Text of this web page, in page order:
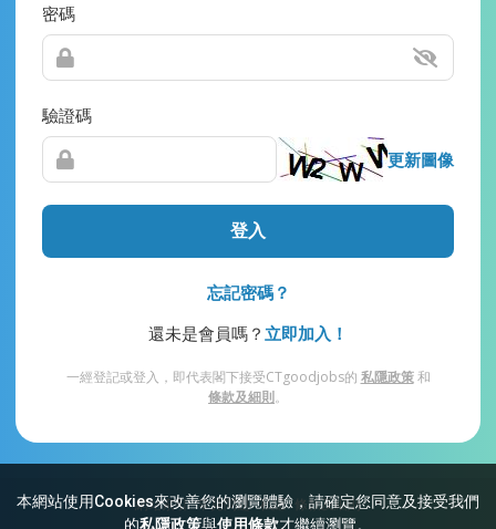
本網站使用Cookies來改善您的瀏覽體驗，請確定您同意及接受我們
的私隱政策與使用條款才繼續瀏覽。
密碼
驗證碼
更新圖像
登入
忘記密碼？
還未是會員嗎？ 立即加入！
一經登記或登入，即代表閣下接受CTgoodjobs的 私隱政策和
條款及細則。
網站索引 常見問題 私隱 條款及細則